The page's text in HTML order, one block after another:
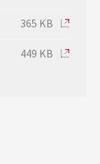
365 KB
449 KB